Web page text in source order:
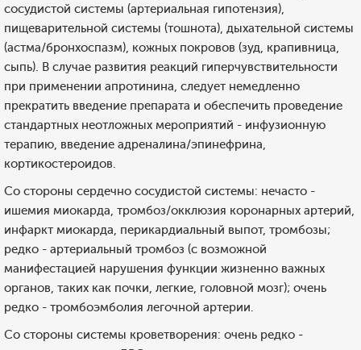
сосудистой системы (артериальная гипотензия),
пищеварительной системы (тошнота), дыхательной системы
(астма/бронхоспазм), кожных покровов (зуд, крапивница,
сыпь). В случае развития реакций гиперчувствительности
при применении апротинина, следует немедленно
прекратить введение препарата и обеспечить проведение
стандартных неотложных мероприятий - инфузионную
терапию, введение адреналина/эпинефрина,
кортикостероидов.
Со стороны сердечно сосудистой системы: нечасто -
ишемия миокарда, тромбоз/окклюзия коронарных артерий,
инфаркт миокарда, перикардиальный выпот, тромбозы;
редко - артериальный тромбоз (с возможной
манифестацией нарушения функции жизненно важных
органов, таких как почки, легкие, головной мозг); очень
редко - тромбоэмболия легочной артерии.
Со стороны системы кроветворения: очень редко -